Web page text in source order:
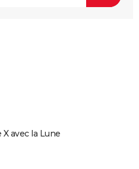
avec la Lune